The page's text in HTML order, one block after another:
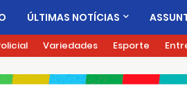
ÚLTIMAS NOTÍCIAS
Variedades Esporte